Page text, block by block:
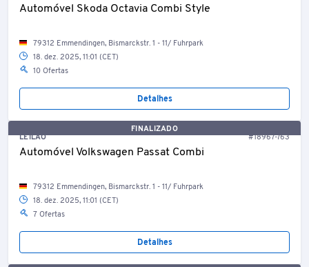
Automóvel Skoda Octavia Combi Style
79312 Emmendingen, Bismarckstr. 1 - 11/ Fuhrpark
18. dez. 2025, 11:01 (CET)
10 Ofertas
Detalhes
FINALIZADO
LEILÃO
#18967-763
Automóvel Volkswagen Passat Combi
79312 Emmendingen, Bismarckstr. 1 - 11/ Fuhrpark
18. dez. 2025, 11:01 (CET)
7 Ofertas
Detalhes